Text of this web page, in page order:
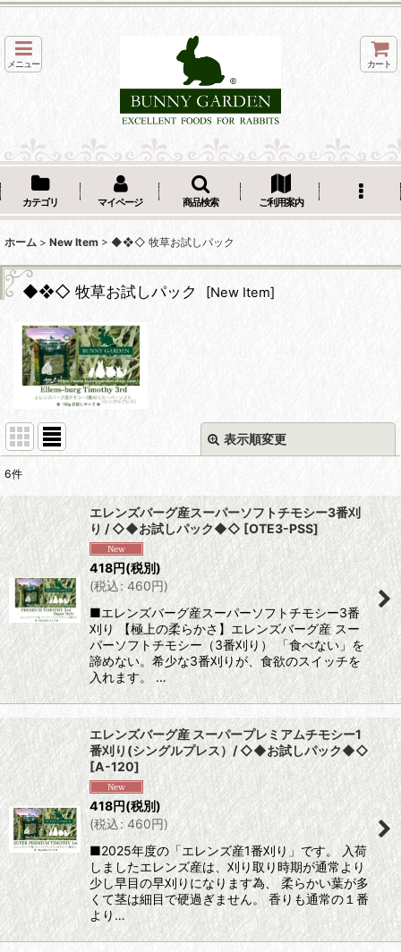
メニュー カート
カテゴリ マイページ 商品検索 ご利用案内
ホーム > New Item > ◆❖◇ 牧草お試しパック
◆❖◇ 牧草お試しパック New Item]
表示順変更
並び順:
絞り込む
6件
エレンズバーグ産スーパーソフトチモシー3番刈
り / ◇◆お試しパック◆◇[OTE3-PSS]
418円(税別)
(税込: 460円)
■エレンズバーグ産スーパーソフトチモシー3番
刈り 【極上の柔らかさ】エレンズバーグ産 スー
パーソフトチモシー（3番刈り） 「食べない」を
諦めない。希少な3番刈りが、食欲のスイッチを
入れます。 …
エレンズバーグ産 スーパープレミアムチモシー1
番刈り(シングルプレス）/ ◇◆お試しパック◆◇
[A-120]
418円(税別)
(税込: 460円)
■2025年度の「エレンズ産1番刈り」です。 入荷
しましたエレンズ産は、刈り取り時期が通常より
少し早目の早刈りになります為、 柔らかい葉が多
くて茎は細目で硬過ぎません。 香りも通常の１番
より…